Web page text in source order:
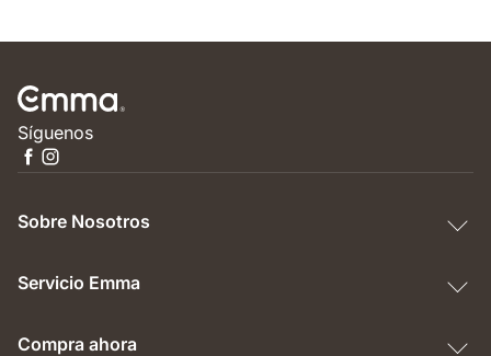
Síguenos
Sobre Nosotros
Servicio Emma
Compra ahora